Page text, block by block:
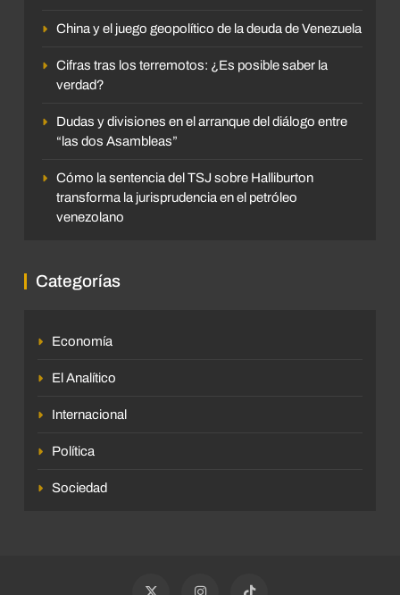
China y el juego geopolítico de la deuda de Venezuela
Cifras tras los terremotos: ¿Es posible saber la
verdad?
Dudas y divisiones en el arranque del diálogo entre
“las dos Asambleas”
Cómo la sentencia del TSJ sobre Halliburton
transforma la jurisprudencia en el petróleo
venezolano
Categorías
Economía
El Analítico
Internacional
Política
Sociedad